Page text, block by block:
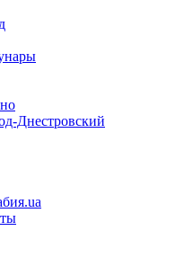
Днестровский